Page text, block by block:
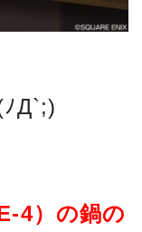
ﾉД`;)
4）の鍋の